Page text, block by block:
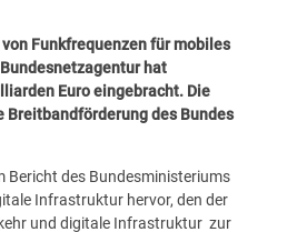
Funkfrequenzen für mobiles
hat
Euro eingebracht. Die
Breitbandförderung des Bundes
Bericht des Bundesministeriums
Infrastruktur hervor, den der
und digitale Infrastruktur zur